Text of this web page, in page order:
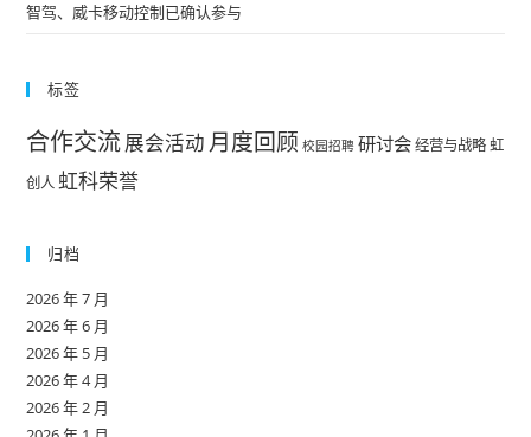
智驾、威卡移动控制已确认参与
标签
合作交流展会活动月度回顾 校园招聘 研讨会 经营与战略 虹
创人 虹科荣誉
归档
2026 年 7 月
2026 年 6 月
2026 年 5 月
2026 年 4 月
2026 年 2 月